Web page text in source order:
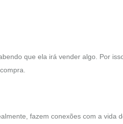
que ela irá vender algo. Por
fazem conexões com a vida